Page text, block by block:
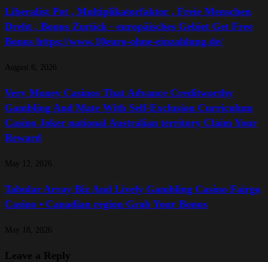
Liberalist Pot , Multiplikatorfaktor , Freie Menschen
Dreht , Bonus Zurück · europäisches Gebiet Get Free
Bonus https://www.10euro-ohne-einzahlung.de/
August 6, 2026
Very Money Casinos That Advance Creditworthy
Gambling And Mate With Self-Exclusion Curriculum
Casino Joker national Australian territory Claim Your
Reward
May 12, 2026
Tabular Array Biz And Lively Gambling Casino Fairgo
Casino • Canadian region Grab Your Bonus
May 18, 2026
Leave a Reply